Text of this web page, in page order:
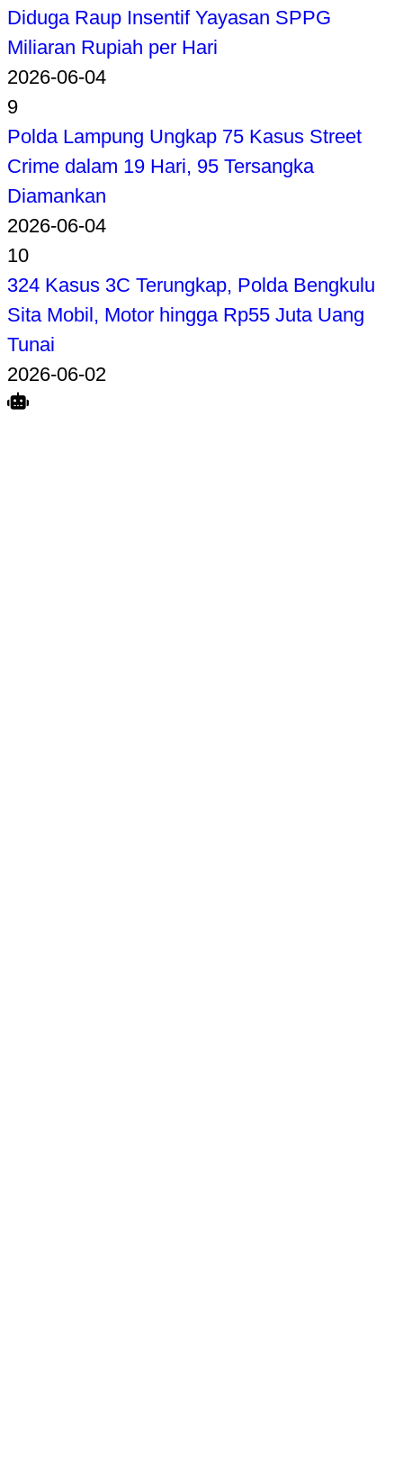
Diduga Raup Insentif Yayasan SPPG
Miliaran Rupiah per Hari
2026-06-04
9
Polda Lampung Ungkap 75 Kasus Street
Crime dalam 19 Hari, 95 Tersangka
Diamankan
2026-06-04
10
324 Kasus 3C Terungkap, Polda Bengkulu
Sita Mobil, Motor hingga Rp55 Juta Uang
Tunai
2026-06-02